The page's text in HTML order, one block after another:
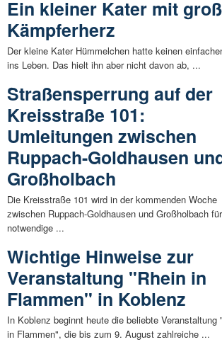
Ein kleiner Kater mit
Kämpferherz
Der kleine Kater Hümmelchen hatte keinen
ins Leben. Das hielt ihn aber nicht davon ab, ...
Straßensperrung auf der
Kreisstraße 101:
Umleitungen zwischen
Ruppach-Goldhausen
Großholbach
Die Kreisstraße 101 wird in der kommenden Woche
zwischen Ruppach-Goldhausen und Großholbach für
notwendige ...
Wichtige Hinweise zur
Veranstaltung "Rhein in
Flammen" in Koblenz
In Koblenz beginnt heute die beliebte Veranstaltung
in Flammen", die bis zum 9. August zahlreiche ...